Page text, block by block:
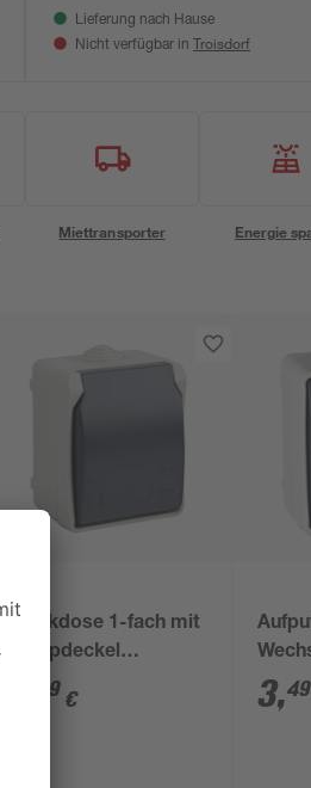
Lieferung nach Hause
Nicht verfügbar in Troisdorf
Miettransporter Energie
Steckdose 1-fach mit
Klappdeckel
Feuchtraum IP 44 250
99 €
grau
3,49